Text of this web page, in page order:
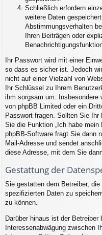
Schließlich erfordern
weitere Daten
Abstimmungsverhalten
Ihren Beiträgen oder
Ihr Passwort wird mit einer
so dass es sicher ist. Jedoch
nicht auf einer Vielzahl von
Ihr Schlüssel zu Ihrem
ihm sorgsam um. Insbesondere
von phpBB Limited oder ein
Passwort fragen. Sollten Sie
Sie die Funktion „Ich habe
phpBB-Software fragt Sie dann
Mail-Adresse und sendet
diese Adresse, mit dem Sie
Gestattung der
Sie gestatten dem Betreiber,
spezifizierten Daten zu
zu können.
Darüber hinaus ist der
Interessenabwägung zwischen